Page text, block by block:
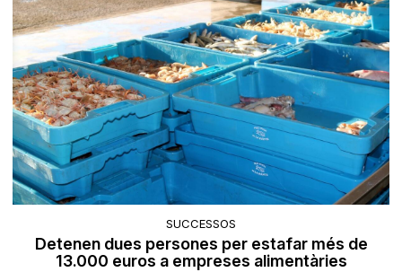
SUCCESSOS
Detenen dues persones per estafar més de
13.000 euros a empreses alimentàries